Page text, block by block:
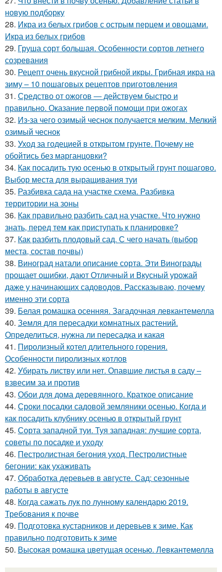
новую подборку
28. Икра из белых грибов с острым перцем и овощами.
Икра из белых грибов
29. Груша сорт большая. Особенности сортов летнего
созревания
30. Рецепт очень вкусной грибной икры. Грибная икра на
зиму – 10 пошаговых рецептов приготовления
31. Средство от ожогов ― действуем быстро и
правильно. Оказание первой помощи при ожогах
32. Из-за чего озимый чеснок получается мелким. Мелкий
озимый чеснок
33. Уход за годецией в открытом грунте. Почему не
обойтись без марганцовки?
34. Как посадить тую осенью в открытый грунт пошагово.
Выбор места для выращивания туи
35. Разбивка сада на участке схема. Разбивка
территории на зоны
36. Как правильно разбить сад на участке. Что нужно
знать, перед тем как приступать к планировке?
37. Как разбить плодовый сад. С чего начать (выбор
места, состав почвы)
38. Виноград натали описание сорта. Эти Винограды
прощает ошибки, дают Отличный и Вкусный урожай
даже у начинающих садоводов. Рассказываю, почему
именно эти сорта
39. Белая ромашка осенняя. Загадочная левкантемелла
40. Земля для пересадки комнатных растений.
Определиться, нужна ли пересадка и какая
41. Пиролизный котел длительного горения.
Особенности пиролизных котлов
42. Убирать листву или нет. Опавшие листья в саду –
взвесим за и против
43. Обои для дома деревянного. Краткое описание
44. Сроки посадки садовой земляники осенью. Когда и
как посадить клубнику осенью в открытый грунт
45. Сорта западной туи. Туя западная: лучшие сорта,
советы по посадке и уходу
46. Пестролистная бегония уход. Пестролистные
бегонии: как ухаживать
47. Обработка деревьев в августе. Сад: сезонные
работы в августе
48. Когда сажать лук по лунному календарю 2019.
Требования к почве
49. Подготовка кустарников и деревьев к зиме. Как
правильно подготовить к зиме
50. Высокая ромашка цветущая осенью. Левкантемелла